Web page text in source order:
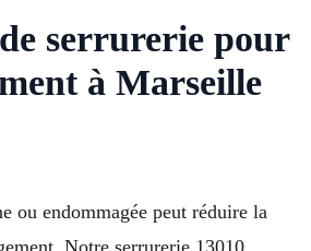
serrurerie pour
à Marseille
ou endommagée peut réduire la
Notre serrurerie 13010